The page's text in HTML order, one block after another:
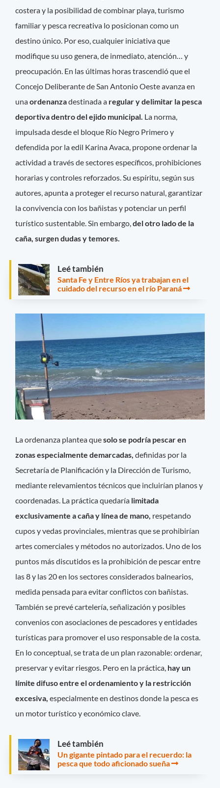
costera y la posibilidad de combinar playa, turismo
familiar y pesca recreativa lo posicionan como un
destino único. Por eso, cualquier iniciativa que
modifique su uso genera, de inmediato, atención… y
preocupación. En las últimas horas trascendió que el
Concejo Deliberante de San Antonio Oeste avanza en
unaordenanzadestinada a regular y delimitar la pesca
deportiva dentro del ejido municipal. La norma,
impulsada desde el bloque Río Negro Primero y
defendida por la edil Karina Avaca, propone ordenar la
actividad a través de sectores específicos, prohibiciones
horarias y controles reforzados. Su espíritu, según sus
autores, apunta a proteger el recurso natural, garantizar
la convivencia con los bañistas y potenciar un perfil
turístico sustentable. Sin embargo,del otro lado de la
caña, surgen dudas y temores.
Leé también
Santa Fe y Entre Ríos ya trabajan en el
cuidado del recurso en el río Paraná
La ordenanza plantea quesolo se podría pescar en
zonas especialmente demarcadas,definidas por la
Secretaría de Planificación y la Dirección de Turismo,
mediante relevamientos técnicos que incluirían planos y
coordenadas. La práctica quedaría limitada
exclusivamente a caña y línea de mano, respetando
cupos y vedas provinciales, mientras que se prohibirían
artes comerciales y métodos no autorizados. Uno de los
puntos más discutidos es la prohibición de pescar entre
las 8 y las 20 en los sectores considerados balnearios,
medida pensada para evitar conflictos con bañistas.
También se prevé cartelería, señalización y posibles
convenios con asociaciones de pescadores y entidades
turísticas para promover el uso responsable de la costa.
En lo conceptual, se trata de un plan razonable: ordenar,
preservar y evitar riesgos. Pero en la práctica, hay un
límite difuso entre el ordenamiento y la restricción
excesiva, especialmente en destinos donde la pesca es
un motor turístico y económico clave.
Leé también
Un gigante pintado para el recuerdo: la
pesca que todo aficionado sueña